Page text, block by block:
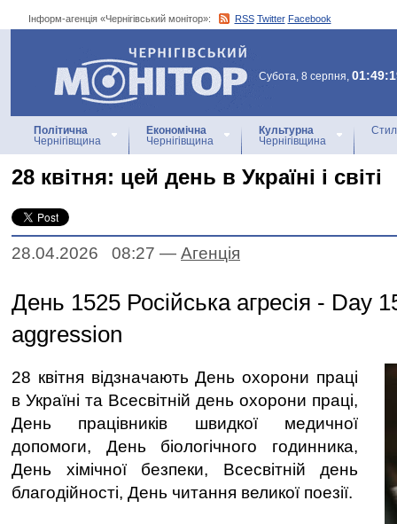
Інформ-агенція «Чернігівський монітор»: RSS Twitter Facebook
Інформ-агенція
«Чернігівський монітор»
Субота, 8 серпня,
Політична
Чернігівщина
Економічна
Чернігівщина
Культурна
Чернігівщина
28 квітня: цей день в Україні і світі
28.04.2026 08:27 — Агенцiя
День 1525 Російська агресія - Day
aggression
28 квітня відзначають День охорони праці
в Україні та Всесвітній день охорони праці,
День працівників швидкої медичної
допомоги, День біологічного годинника,
День хімічної безпеки, Всесвітній день
благодійності, День читання великої поезії.